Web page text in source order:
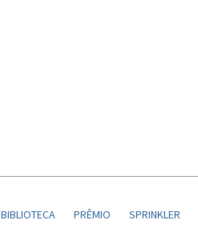
BIBLIOTECA PRÊMIO SPRINKLER